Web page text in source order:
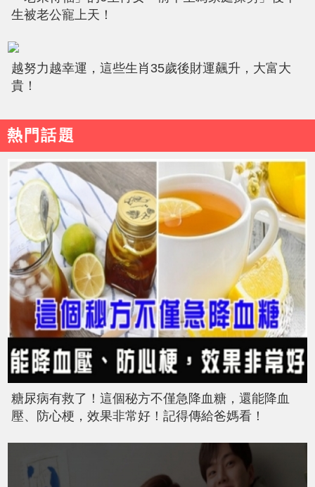
生被老公寵上天！
越努力越幸運，這些生肖35歲後財運飆升，大富大
貴！
熱門話題
糖尿病有救了！這個秘方不僅急降血糖，還能降血
壓、防心梗，效果非常好！記得傳給爸媽看！